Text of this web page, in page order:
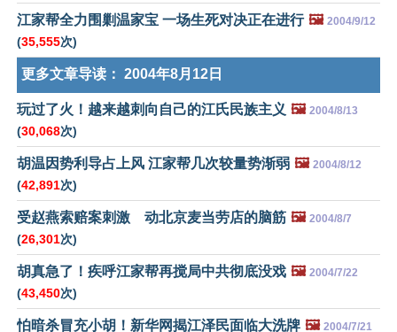
江家帮全力围剿温家宝 一场生死对决正在进行 🖼️ 2004/9/12
(35,555次)
更多文章导读： 2004年8月12日
玩过了火！越来越刺向自己的江氏民族主义 🖼️ 2004/8/13
(30,068次)
胡温因势利导占上风 江家帮几次较量势渐弱 🖼️ 2004/8/12
(42,891次)
受赵燕索赔案刺激 动北京麦当劳店的脑筋 🖼️ 2004/8/7
(26,301次)
胡真急了！疾呼江家帮再搅局中共彻底没戏 🖼️ 2004/7/22
(43,450次)
怕暗杀冒充小胡！新华网揭江泽民面临大洗牌 🖼️ 2004/7/21